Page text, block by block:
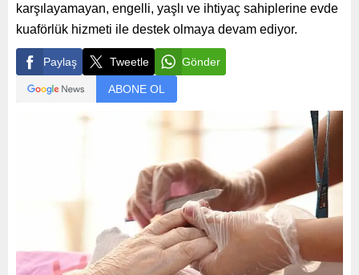
karşılayamayan, engelli, yaşlı ve ihtiyaç sahiplerine evde
kuaförlük hizmeti ile destek olmaya devam ediyor.
Paylaş Tweetle Gönder
ABONE OL